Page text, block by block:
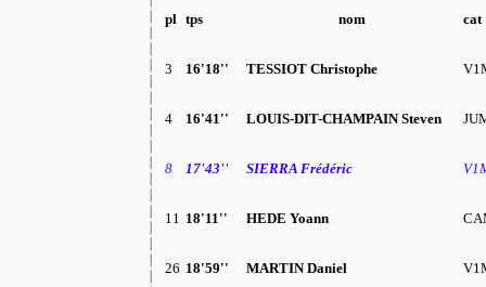
pl tps nom cat
3 16'18'' TESSIOT Christophe
4 16'41'' LOUIS-DIT-CHAMPAIN Steven
8 17'43'' SIERRA Frédéric
11 18'11'' HEDE Yoann
26 18'59'' MARTIN Daniel